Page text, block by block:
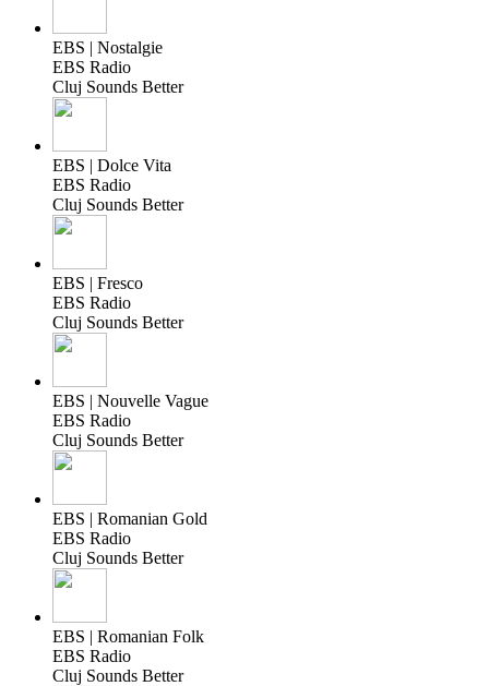
EBS | Nostalgie
EBS Radio
Cluj Sounds Better
EBS | Dolce Vita
EBS Radio
Cluj Sounds Better
EBS | Fresco
EBS Radio
Cluj Sounds Better
EBS | Nouvelle Vague
EBS Radio
Cluj Sounds Better
EBS | Romanian Gold
EBS Radio
Cluj Sounds Better
EBS | Romanian Folk
EBS Radio
Cluj Sounds Better